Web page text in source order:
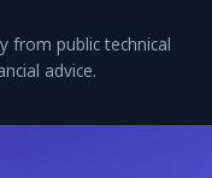
from public technical
advice.